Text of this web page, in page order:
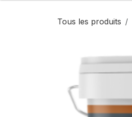
Tous les produits